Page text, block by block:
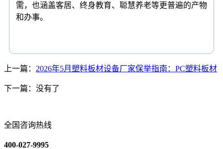
需，也涵盖客居、终身教育、聪慧养老等更普遍的产物
和办事。
上一篇： 2026年5月塑料板材设备厂家保举指南：PC塑料板材
下一篇：没有了
全国咨询热线
400-027-9995